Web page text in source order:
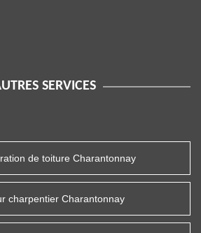
SERVICES
de toiture Charantonnay
charpentier Charantonnay